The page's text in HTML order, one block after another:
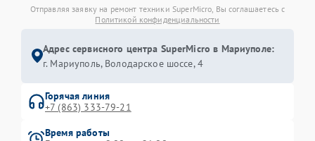
Отправляя заявку на ремонт техники SuperMicro, Вы соглашаетесь с
Политикой конфиденциальности
Адрес сервисного центра SuperMicro в Мариуполе:
г. Мариуполь, Володарское шоссе, 4
Горячая линия
+7 (863) 333-79-21
Время работы